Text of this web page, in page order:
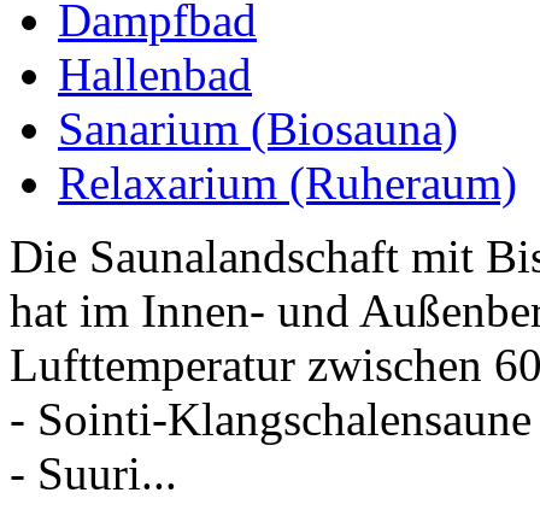
Dampfbad
Hallenbad
Sanarium (Biosauna)
Relaxarium (Ruheraum)
Die Saunalandschaft mit
hat im Innen- und
Lufttemperatur zwischen
- Sointi-Klangschalensaune
- Suuri...